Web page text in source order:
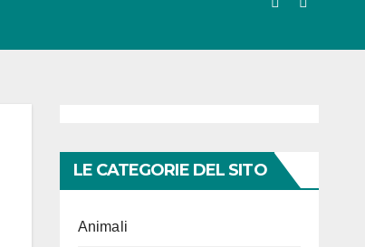
LE CATEGORIE DEL SITO
Animali